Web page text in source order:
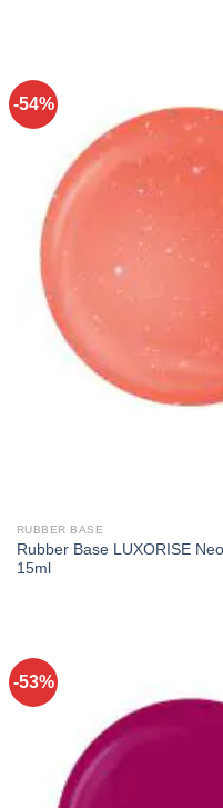
-54%
RUBBER BASE
Rubber Base LUXORISE
15ml
-53%